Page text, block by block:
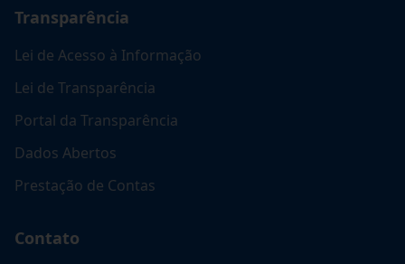
Transparência
Lei de Acesso à Informação
Lei de Transparência
Portal da Transparência
Dados Abertos
Prestação de Contas
Contato